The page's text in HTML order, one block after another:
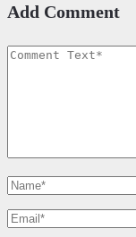
Add Comment